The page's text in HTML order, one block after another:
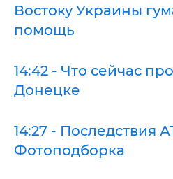
Востоку Украины
помощь
14:42 - Что сейчас
Донецке
14:27 - Последствия
Фотоподборка